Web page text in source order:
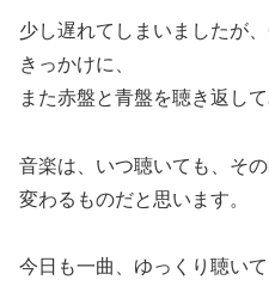
少し遅れてしまいましたが
きっかけに、
また赤盤と青盤を聴き返し
音楽は、いつ聴いても、そ
変わるものだと思います。
今日も一曲、ゆっくり聴いて